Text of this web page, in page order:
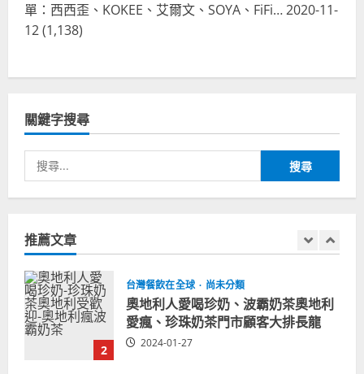
單：西西歪、KOKEE、艾爾文、SOYA、FiFi…2020-11-
12(1,138)
關鍵字搜尋
尋
關
字:
推薦文章
城西雅圖分店排隊人潮影片盤點
1 2024-02-06
台灣餐飲在全球 尚未分類
奧地利人愛喝珍奶、波霸奶茶奧地利
3
台灣餐飲在全球 電影戲劇
獨家！芭比珍奶！珍珠奶茶飲料
BARBIE芭比娃娃肯尼電影聯名網友官
方影片！日出茶太CHATIME澳洲限定
活動